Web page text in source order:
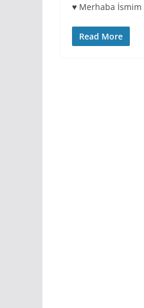
♥️ Merhaba İsmim
Read More